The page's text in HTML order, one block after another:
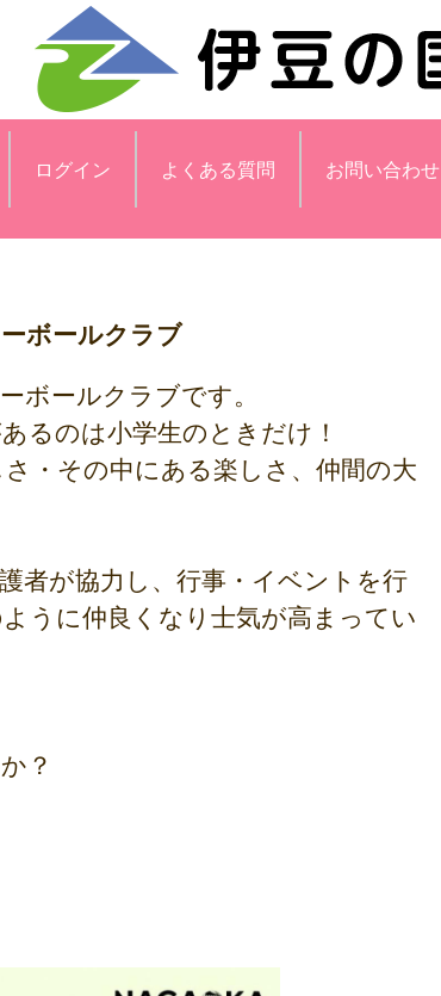
ログイン よくある質問 お問い合わせ
ボールクラブ
ボールクラブです。
るのは小学生のときだけ！
・その中にある楽しさ、仲間の大
者が協力し、行事・イベントを行
うに仲良くなり士気が高まってい
？